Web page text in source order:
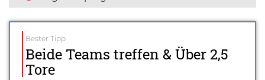
Bester Tipp
Beide Teams treffen & Über 2,5
Tore